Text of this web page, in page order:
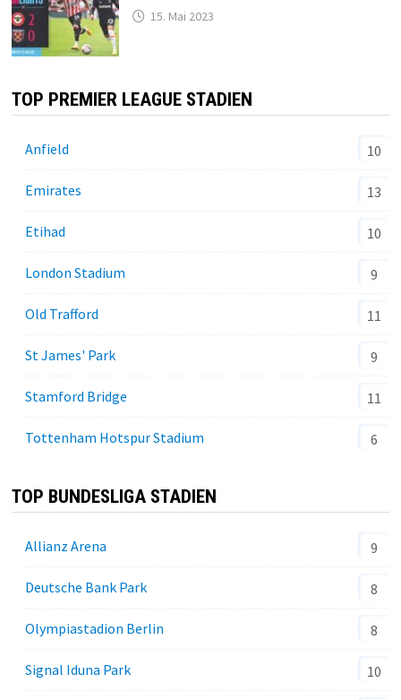
15. Mai 2023
TOP PREMIER LEAGUE STADIEN
Anfield 10
Emirates 13
Etihad 10
London Stadium 9
Old Trafford 11
St James' Park 9
Stamford Bridge 11
Tottenham Hotspur Stadium 6
TOP BUNDESLIGA STADIEN
Allianz Arena 9
Deutsche Bank Park 8
Olympiastadion Berlin 8
Signal Iduna Park 10